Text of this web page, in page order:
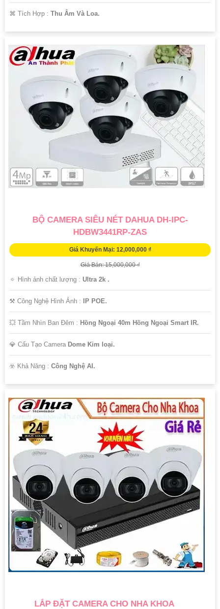
️⌘ Tích Hợp : Thu Âm Và Loa.
BỘ CAMERA SIÊU NÉT DAHUA DH-IPC-
HDBW3441RP-ZAS
Giá Khuyến Mại: 12,000,000 ₫
Giá Bán: 15,000,000 ₫
🔅 Hình ảnh chất lượng : Ultra 2k .
⚒ Công Nghệ Hình Ảnh : IP POE.
💥 Tầm Nhìn Ban Đêm : Hồng Ngoại 40m Hồng Ngoại Smart IR.
💎 Cấu Tạo Camera Dome Kim loại.
️☣️ Khả Năng : Công Nghệ AI.
LẮP ĐẶT CAMERA CHO NHA KHOA